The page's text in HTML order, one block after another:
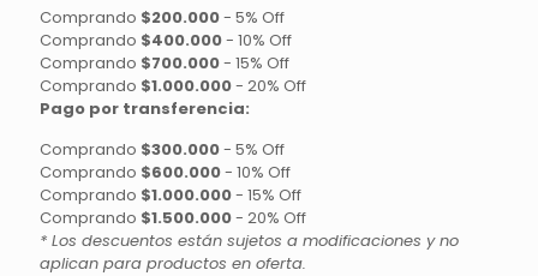
Comprando $200.000- 5% Off
Comprando $400.000- 10% Off
Comprando $700.000- 15% Off
Comprando $1.000.000- 20% Off
Pago por transferencia:
Comprando $300.000- 5% Off
Comprando $600.000- 10% Off
Comprando $1.000.000- 15% Off
Comprando $1.500.000- 20% Off
* Los descuentos están sujetos a modificaciones y no
aplican para productos en oferta.